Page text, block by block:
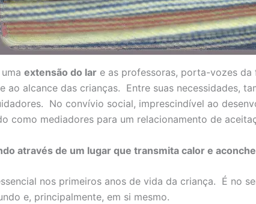
extensão do lar e as professoras, porta-vozes
ao alcance das crianças. Entre suas necessidades,
No convívio social, imprescindível ao
como mediadores para um relacionamento de
através de um lugar que transmita calor e
nos primeiros anos de vida da criança. É no
e, principalmente, em si mesmo.